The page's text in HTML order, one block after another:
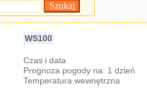
WS100
Czas i data
Prognoza pogody na: 1 dzień
Temperatura wewnętrzna